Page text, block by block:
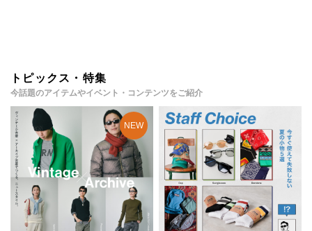
トピックス・特集
今話題のアイテムやイベント・コンテンツをご紹介